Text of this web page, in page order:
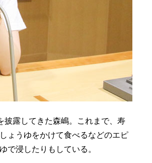
披露してきた森嶋。これまで、寿
ょうゆをかけて食べるなどのエピ
で浸したりもしている。